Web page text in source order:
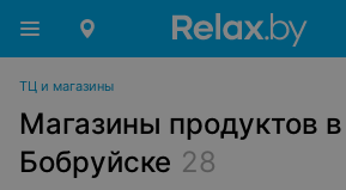
ТЦ и магазины
Магазины продуктов в
Бобруйске 28